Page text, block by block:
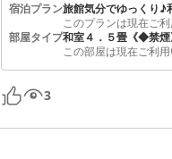
宿泊プラン旅館気分でゆっくり♪
このプランは現在ご
部屋タイプ和室４．５畳《◆禁
この部屋は現在ご利
3